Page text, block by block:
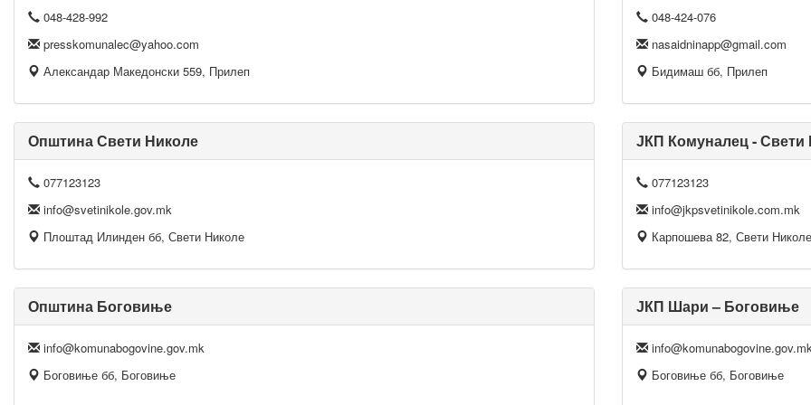
048-428-992
presskomunalec@yahoo.com
Александар Македонски 559, Прилеп
048-424-076
nasaidninapp@gmail.com
Бидимаш бб, Прилеп
Општина Свети Николе
077123123
info@svetinikole.gov.mk
Плоштад Илинден бб, Свети Николе
ЈКП Комуналец - Свети
077123123
info@jkpsvetinikole.com.mk
Карпошева 82, Свети Николе
Општина Боговиње
info@komunabogovine.gov.mk
Боговиње бб, Боговиње
ЈКП Шари – Боговиње
Боговиње бб, Боговиње